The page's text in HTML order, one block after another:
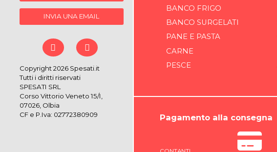
INVIA UNA EMAIL
Copyright 2026 Spesati.it
Tutti i diritti riservati
SPESATI SRL
Corso Vittorio Veneto 15/I,
07026, Olbia
CF e P.Iva: 02772380909
BANCO FRIGO
BANCO SURGELATI
PANE E PASTA
CARNE
PESCE
Pagamento alla consegna